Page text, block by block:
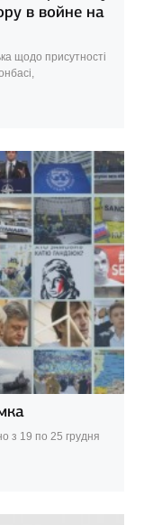
в войне на
щодо присутності
з 19 по 25 грудня